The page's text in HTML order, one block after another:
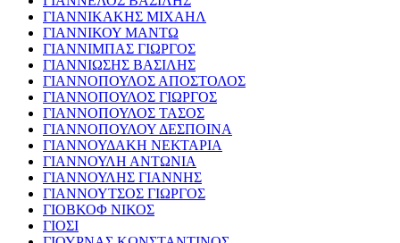
ΓΙΑΝΝΙΚΑΚΗΣ ΜΙΧΑΗΛ
ΓΙΑΝΝΙΚΟΥ ΜΑΝΤΩ
ΓΙΑΝΝΙΜΠΑΣ ΓΙΩΡΓΟΣ
ΓΙΑΝΝΙΩΣΗΣ ΒΑΣΙΛΗΣ
ΓΙΑΝΝΟΠΟΥΛΟΣ ΑΠΟΣΤΟΛΟΣ
ΓΙΑΝΝΟΠΟΥΛΟΣ ΓΙΩΡΓΟΣ
ΓΙΑΝΝΟΠΟΥΛΟΣ ΤΑΣΟΣ
ΓΙΑΝΝΟΠΟΥΛΟΥ ΔΕΣΠΟΙΝΑ
ΓΙΑΝΝΟΥΔΑΚΗ ΝΕΚΤΑΡΙΑ
ΓΙΑΝΝΟΥΛΗ ΑΝΤΩΝΙΑ
ΓΙΑΝΝΟΥΛΗΣ ΓΙΑΝΝΗΣ
ΓΙΑΝΝΟΥΤΣΟΣ ΓΙΩΡΓΟΣ
ΓΙΟΒΚΟΦ ΝΙΚΟΣ
ΓΙΟΣΙ